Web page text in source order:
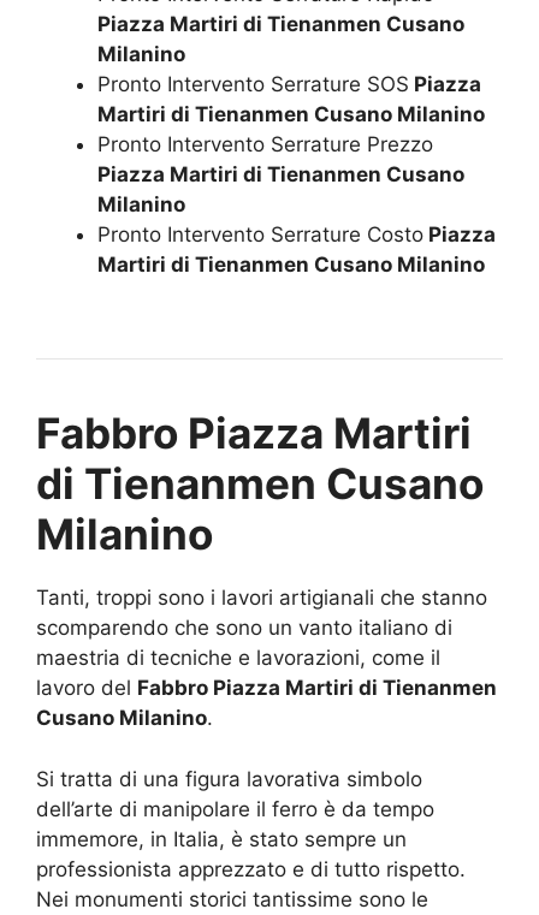
Piazza Martiri di Tienanmen Cusano
Milanino
Pronto Intervento Serrature SOS Piazza
Martiri di Tienanmen Cusano Milanino
Pronto Intervento Serrature Prezzo
Piazza Martiri di Tienanmen Cusano
Milanino
Pronto Intervento Serrature Costo Piazza
Martiri di Tienanmen Cusano Milanino
Fabbro Piazza Martiri
di Tienanmen Cusano
Milanino
Tanti, troppi sono i lavori artigianali che stanno
scomparendo che sono un vanto italiano di
maestria di tecniche e lavorazioni, come il
lavoro del Fabbro Piazza Martiri di Tienanmen
Cusano Milanino.
Si tratta di una figura lavorativa simbolo
dell’arte di manipolare il ferro è da tempo
immemore, in Italia, è stato sempre un
professionista apprezzato e di tutto rispetto.
Nei monumenti storici tantissime sono le